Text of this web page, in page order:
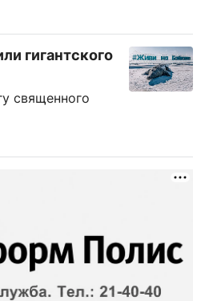
гигантского
священного